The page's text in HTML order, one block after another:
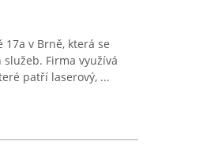
v Brně, která se
Firma využívá
patří laserový, ...